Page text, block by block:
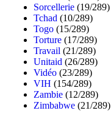
Sorcellerie (19/289)
Tchad (10/289)
Togo (15/289)
Torture (17/289)
Travail (21/289)
Unitaid (26/289)
Vidéo (23/289)
VIH (154/289)
Zambie (12/289)
Zimbabwe (21/289)